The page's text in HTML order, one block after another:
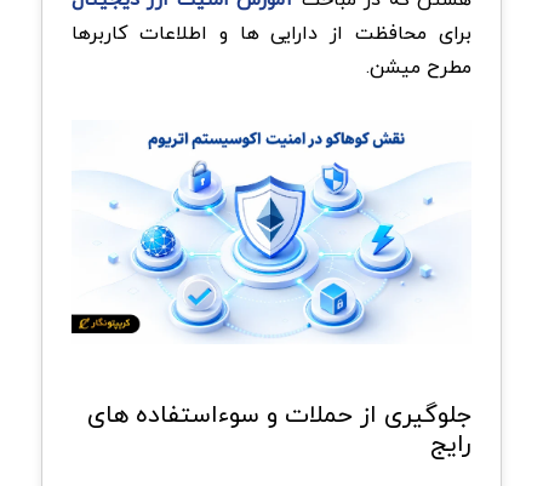
برای محافظت از دارایی ها و اطلاعات کاربرها
مطرح میشن.
جلوگیری از حملات و سوءاستفاده های
رایج